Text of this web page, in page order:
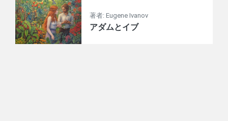
著者: Eugene Ivanov
アダムとイブ